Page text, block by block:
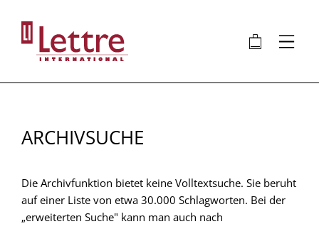
Inhalt
🛍 ⋮
ARCHIVSUCHE
Die Archivfunktion bietet keine Volltextsuche. Sie beruht
auf einer Liste von etwa 30.000 Schlagworten. Bei der
„erweiterten Suche" kann man auch nach